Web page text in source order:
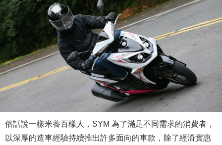
俗話說一樣米養百樣人，SYM 為了滿足不同需求的消費者，
以深厚的造車經驗持續推出許多面向的車款，除了經濟實惠